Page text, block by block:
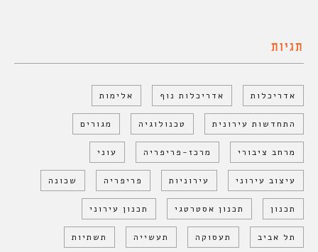
תגיות
אדריכלות אדריכלות נוף אלימות
התחדשות עירונית טכנולוגיה מגורים
מרחב ציבורי מרכז-פריפריה עוני
עיצוב עירוני עירוניות פריפריה שכונה
תכנון תכנון אסטרטגי תכנון עירוני
תל אביב תעסוקה תעשייה תשתיות